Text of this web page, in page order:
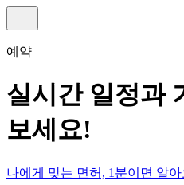
예약
실시간 일정과
보세요!
나에게 맞는 면허, 1분이면 알아